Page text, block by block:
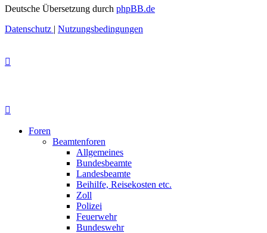
Deutsche Übersetzung durch phpBB.de
Datenschutz | Nutzungsbedingungen
Foren
Beamtenforen
Allgemeines
Bundesbeamte
Landesbeamte
Beihilfe, Reisekosten etc.
Zoll
Polizei
Feuerwehr
Bundeswehr